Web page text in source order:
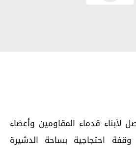
لأبناء قدماء المقاومين وأعضاء
وقفة احتجاجية بساحة الدشيرة